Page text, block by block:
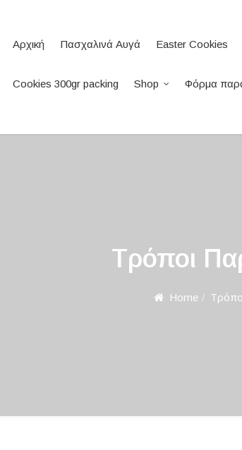
Αρχική Πασχαλινά Αυγά Easter Cookies
Cookies 300gr packing Shop Φόρμα
Τρόποι
Home